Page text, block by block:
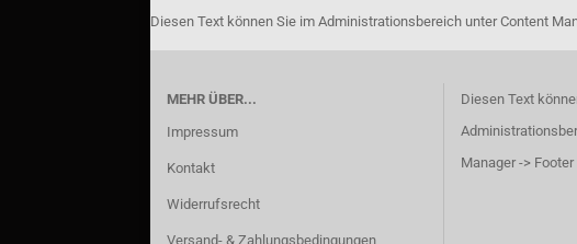
Diesen Text können Sie im Administrationsbereich unter Content
MEHR ÜBER...
Impressum
Kontakt
Widerrufsrecht
Versand- & Zahlungsbedingungen
Diesen Text
Manager ->